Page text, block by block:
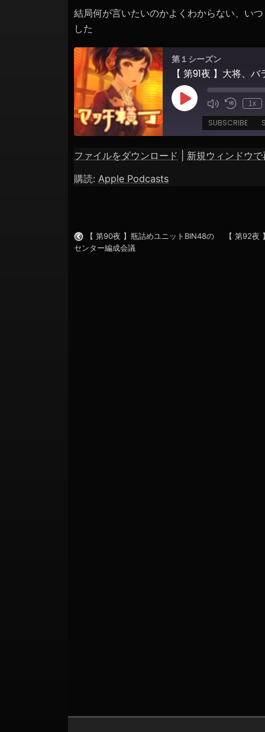
結局何が言いたいのかよくわからない、い
した
第１シーズン
Play
Episode
1x
SUBSCRIBE
Apple Podcasts
RSS FEED
SHARE
LINK
ファイルをダウンロード
新規ウィンドウで
購読: Apple Podcasts
【 第90夜 】瓶詰めユニットBIN48の
センター編成会議
【 第92